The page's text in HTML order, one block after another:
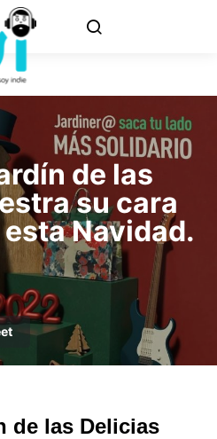
de las
su cara
Navidad.
de las Delicias